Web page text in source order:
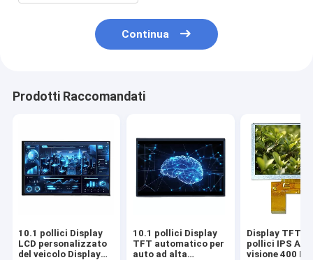
Continua
Prodotti Raccomandati
10.1 pollici Display
LCD personalizzato
del veicolo Display
10.1 pollici Display
TFT automatico per
auto ad alta
Display TFT
pollici IPS
visione 400